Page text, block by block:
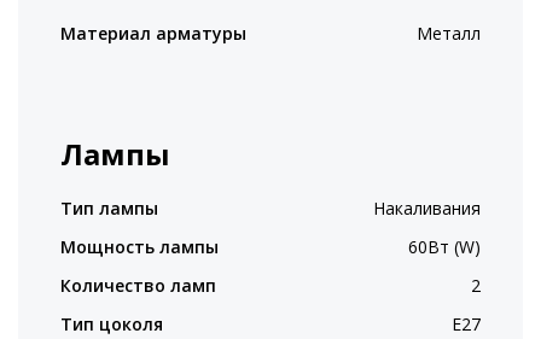
Материал арматуры Металл
Лампы
Тип лампы
Накаливания
Мощность лампы
60Вт (W)
Количество ламп
2
Тип цоколя
E27